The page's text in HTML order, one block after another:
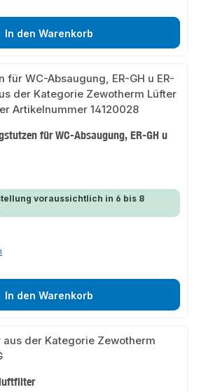
In den Warenkorb
für WC-Absaugung, ER-GH u
voraussichtlich in 6 bis 8
In den Warenkorb